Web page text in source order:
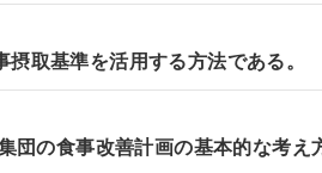
取基準を活用する方法である。
の食事改善計画の基本的な考え